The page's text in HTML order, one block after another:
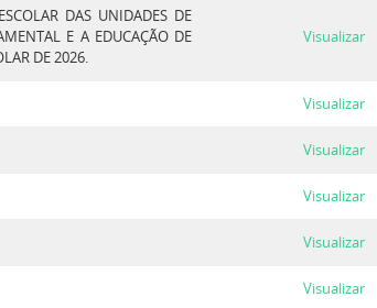
DAS UNIDADES DE
E A EDUCAÇÃO DE
DE 2026.
Visualizar
Visualizar
Visualizar
Visualizar
Visualizar
Visualizar